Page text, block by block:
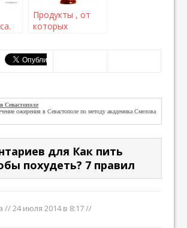
Продукты , от
которых
Севастополе
ожирения в Севастополе по методу академика Смелова
для Как пить
похудеть? 7 правил
//24 июля 2014 в 8:17//